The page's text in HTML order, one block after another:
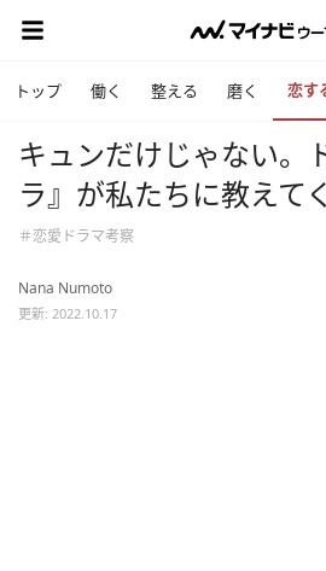
トップ 働く 整える 磨く 恋す
キュンだけじゃない。
ラ』が私たちに教えて
＃恋愛ドラマ考察
Nana Numoto
更新: 2022.10.17